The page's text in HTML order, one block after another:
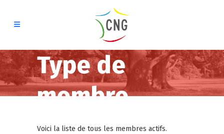
Type de
membre
Voici la liste de tous les membres actifs.